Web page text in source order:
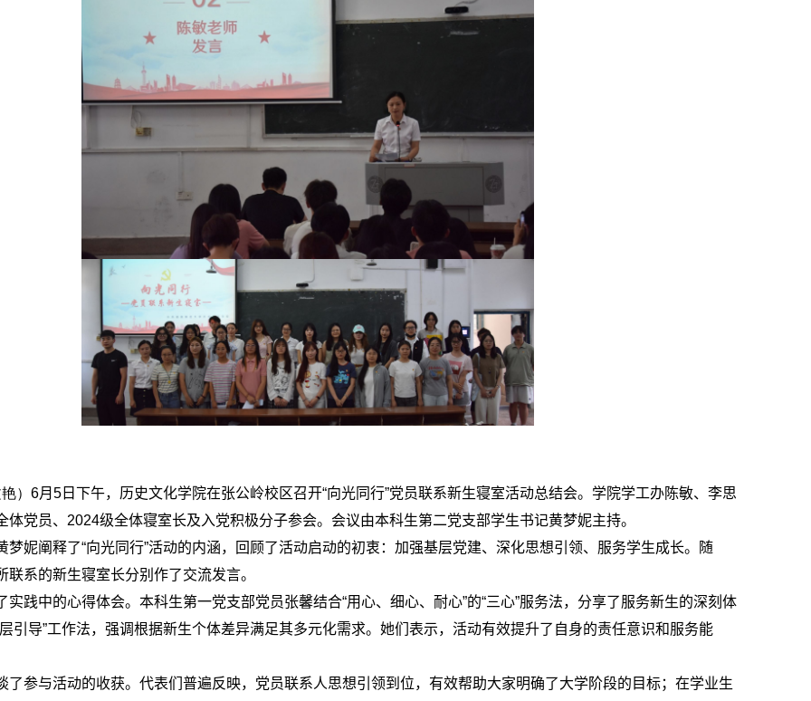
艳）6月 5 日下午，历史文化学院在张公岭校区召开“向光同行”党员联系新生寝室活动总结会。学院学工办陈敏、李思
党员、 2024级全体寝室长及入党积极分子参会。会议由本科生第二党支部学生书记黄梦妮主持。
梦妮阐释了“向光同行”活动的内涵，回顾了活动启动的初衷：加强基层党建、深化思想引领、服务学生成长。随
联系的新生寝室长分别作了交流发言。
实践中的心得体会。本科生第一党支部党员张馨结合“用心、细心、耐心”的“三心”服务法，分享了服务新生的深刻体
引导”工作法，强调根据新生个体差异满足其多元化需求。她们表示，活动有效提升了自身的责任意识和服务能
了参与活动的收获。代表们普遍反映，党员联系人思想引领到位，有效帮助大家明确了大学阶段的目标；在学业生